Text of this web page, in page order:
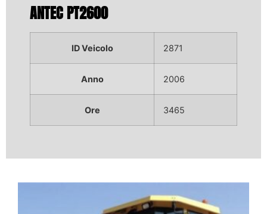
ANTEC PT2600
ID Veicolo 2871
Anno 2006
Ore 3465